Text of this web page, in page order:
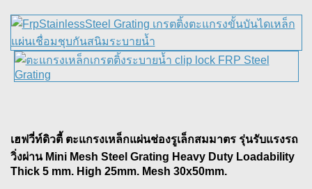
เฮฟวี่ท์ดิวตี้ ตะแกรงเหล็กแผ่นช่องรูเล็กสมมาตร รุ่นรับแรงรถ
วิ่งผ่าน Mini Mesh Steel Grating Heavy Duty Loadability
Thick 5 mm. High 25mm. Mesh 30x50mm.